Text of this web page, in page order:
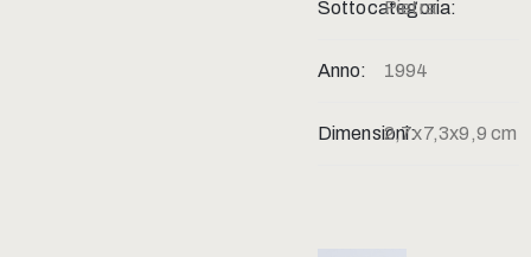
Sottocategoria:
Pietra
Anno: 1994
Dimensioni:2,7x7,3x9,9 cm